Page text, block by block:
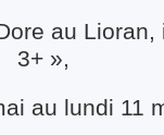
au
3+ »,
au lundi 11